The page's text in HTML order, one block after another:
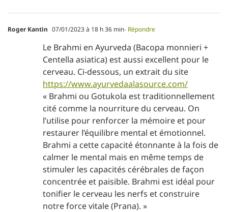
Roger Kantin 07/01/2023 à 18 h 36 min- Répondre
Le Brahmi en Ayurveda (Bacopa monnieri +
Centella asiatica) est aussi excellent pour le
cerveau. Ci-dessous, un extrait du site
https://www.ayurvedaalasource.com/
« Brahmi ou Gotukola est traditionnellement
cité comme la nourriture du cerveau. On
l’utilise pour renforcer la mémoire et pour
restaurer l’équilibre mental et émotionnel.
Brahmi a cette capacité étonnante à la fois de
calmer le mental mais en même temps de
stimuler les capacités cérébrales de façon
concentrée et paisible. Brahmi est idéal pour
tonifier le cerveau les nerfs et construire
notre force vitale (Prana). »